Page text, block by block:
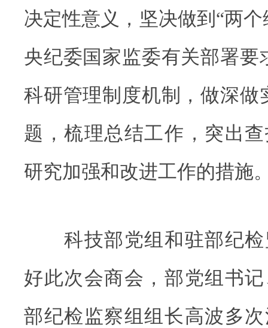
决定性意义，坚决做到“两
央纪委国家监委有关部署要
科研管理制度机制，做深做
题，梳理总结工作，突出
研究加强和改进工作的措施
科技部党组和驻部纪检
好此次会商会，部党组书
部纪检监察组组长高波多